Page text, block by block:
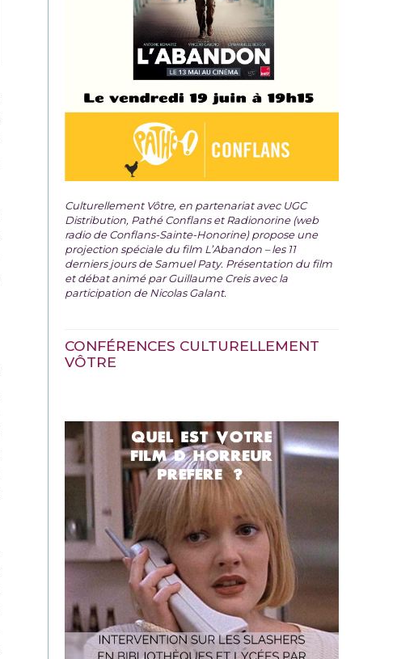
Culturellement Vôtre, en partenariat avec UGC
Distribution, Pathé Conflans et Radionorine (web
radio de Conflans-Sainte-Honorine) propose une
projection spéciale du film L’Abandon – les 11
derniers jours de Samuel Paty. Présentation du film
et débat animé par Guillaume Creis avec la
participation de Nicolas Galant.
CONFÉRENCES CULTURELLEMENT
VÔTRE